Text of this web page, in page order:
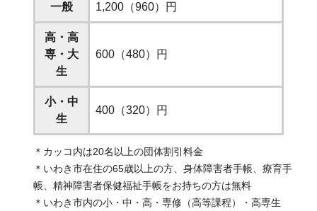
一般 1,200（960）円
高・高
専・大
生
600（480）円
小・中
生
400（320）円
＊カッコ内は20名以上の団体割引料金
＊いわき市在住の65歳以上の方、身体障害者手帳、療育手
帳、精神障害者保健福祉手帳をお持ちの方は無料
＊いわき市内の小・中・高・専修（高等課程）・高専生